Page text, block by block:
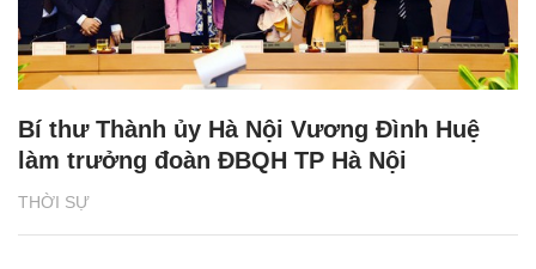
THỜI SỰ
Bí thư Thành ủy Hà Nội Vương Đình Huệ
làm trưởng đoàn ĐBQH TP Hà Nội